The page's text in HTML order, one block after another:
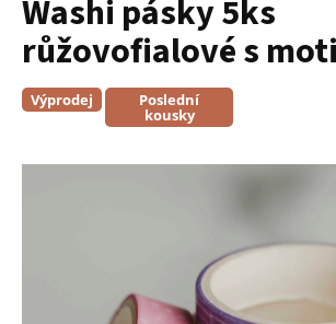
Washi pásky 5ks
růžovofialové s
Výprodej Poslední
kousky